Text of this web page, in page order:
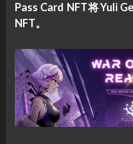
Pass Card NFT将Yuli
NFT。